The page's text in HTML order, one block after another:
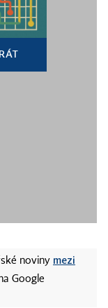
noviny mezi
Google